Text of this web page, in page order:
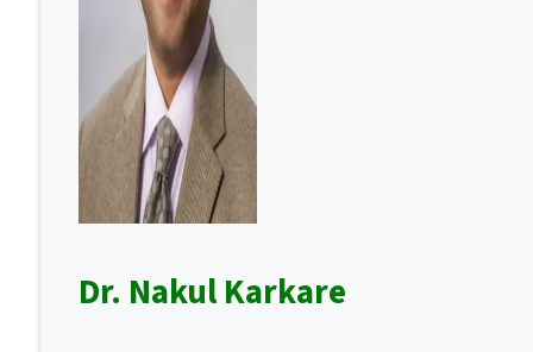
Dr. Nakul Karkare